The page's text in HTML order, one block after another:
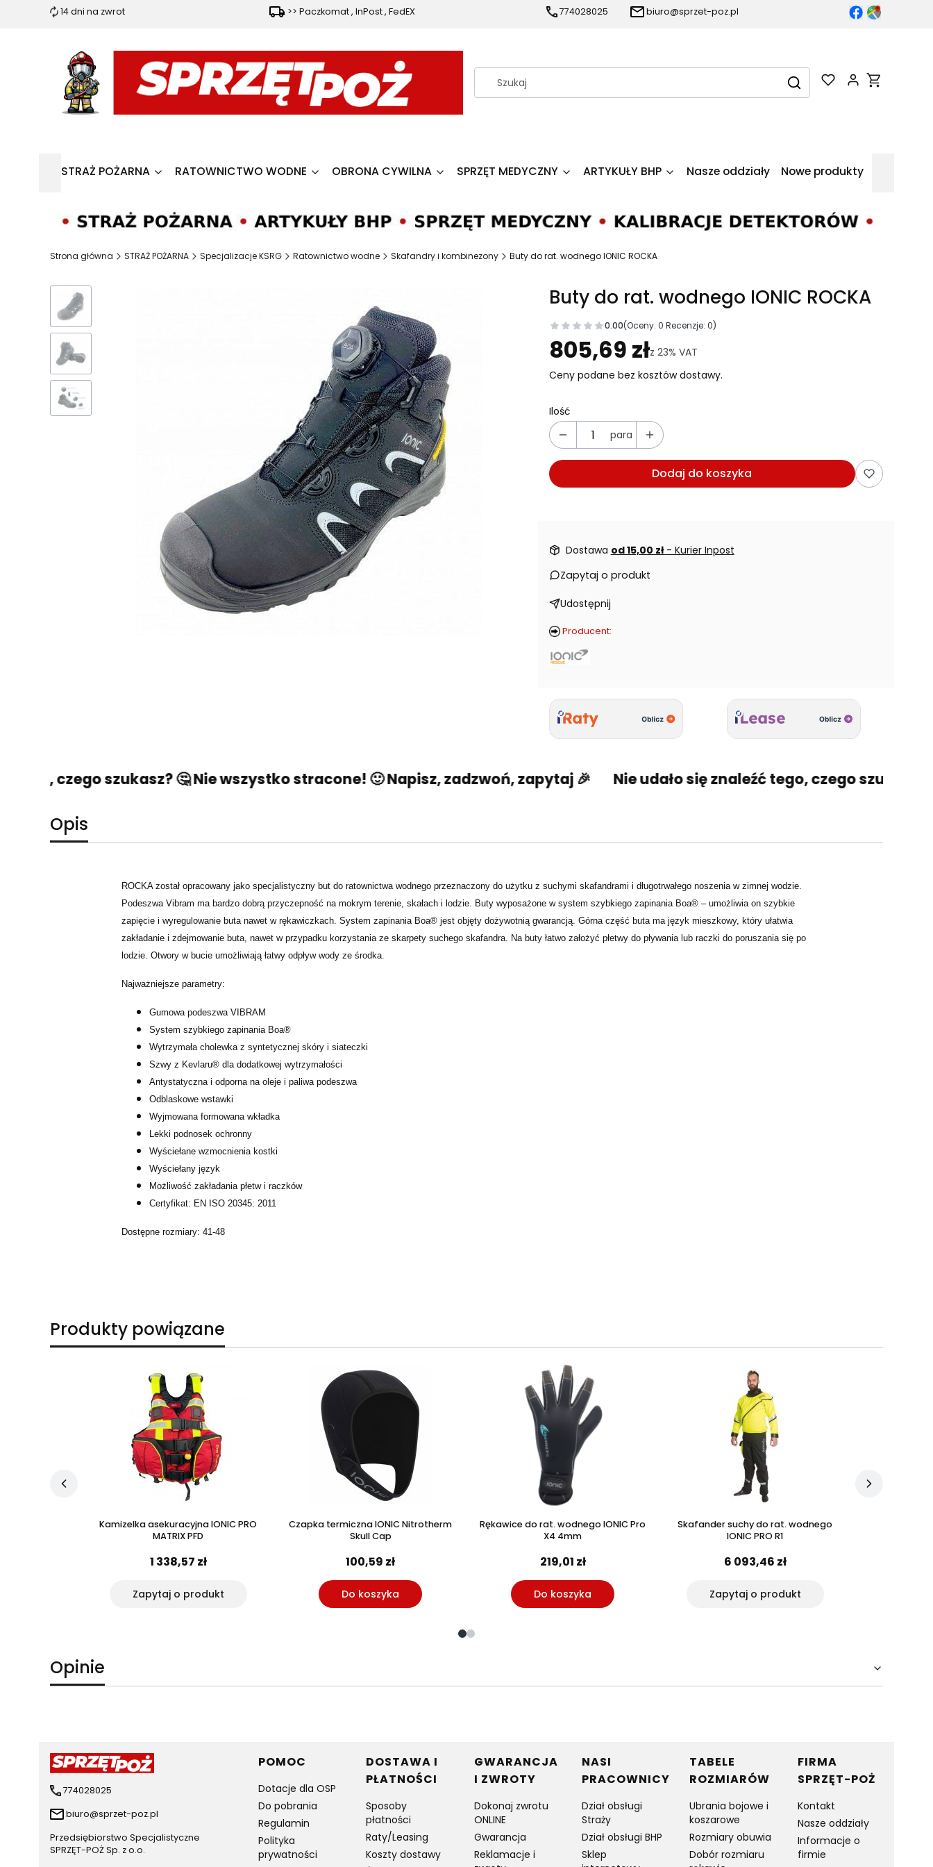
14 dni na zwrot >> Paczkomat , InPost , FedEX 774028025 biuro@sprzet-poz.pl
WyczyśćSzukaj
Produkty w
STRAŻ POŻARNA RATOWNICTWO WODNE OBRONA CYWILNA SPRZĘT MEDYCZNY ARTYKUŁY BHP Nasze oddziały Nowe produkty
Strona główna STRAŻ POŻARNA Specjalizacje KSRG Ratownictwo wodne Skafandry i kombinezony Buty do rat. wodnego IONIC ROCKA
Buty do rat. wodnego IONIC ROCKA
0.00(Oceny: 0 Recenzje: 0)
Przejdź do sekcji Opinie
805,69 złz 23% VAT
Ceny podane bez kosztów dostawy.
Ilość
para
Dodaj do koszyka
Dostawa od 15,00 zł - Kurier Inpost
Zapytaj o produkt
Udostępnij
Producent:
czego szukasz? 🤔 Nie wszystko stracone! 🙂 Napisz, zadzwoń, zapytaj 🎉 Nie udało się znaleźć tego, czego szukasz?
Opis
ROCKA został opracowany jako specjalistyczny but do ratownictwa wodnego przeznaczony do użytku z suchymi skafandrami i długotrwałego noszenia w zimnej wodzie.
Podeszwa Vibram ma bardzo dobrą przyczepność na mokrym terenie, skałach i lodzie. Buty wyposażone w system szybkiego zapinania Boa® – umożliwia on szybkie
zapięcie i wyregulowanie buta nawet w rękawiczkach. System zapinania Boa® jest objęty dożywotnią gwarancją. Górna część buta ma język mieszkowy, który ułatwia
zakładanie i zdejmowanie buta, nawet w przypadku korzystania ze skarpety suchego skafandra. Na buty łatwo założyć płetwy do pływania lub raczki do poruszania się po
lodzie. Otwory w bucie umożliwiają łatwy odpływ wody ze środka.
Najważniejsze parametry:
Gumowa podeszwa VIBRAM
System szybkiego zapinania Boa®
Wytrzymała cholewka z syntetycznej skóry i siateczki
Szwy z Kevlaru® dla dodatkowej wytrzymałości
Antystatyczna i odporna na oleje i paliwa podeszwa
Odblaskowe wstawki
Wyjmowana formowana wkładka
Lekki podnosek ochronny
Wyściełane wzmocnienia kostki
Wyściełany język
Możliwość zakładania płetw i raczków
Certyfikat: EN ISO 20345: 2011
Dostępne rozmiary: 41-48
Produkty powiązane
Kamizelka asekuracyjna IONIC PRO
MATRIX PFD
1 338,57 zł
Zapytaj o produkt
Czapka termiczna IONIC Nitrotherm
Skull Cap
100,59 zł
Do koszyka
Rękawice do rat. wodnego IONIC Pro
X4 4mm
219,01 zł
Do koszyka
Skafander suchy do rat. wodnego
IONIC PRO R1
6 093,46 zł
Zapytaj o produkt
Opinie
774028025
biuro@sprzet-poz.pl
Przedsiębiorstwo Specjalistyczne
SPRZĘT-POŻ Sp. z o.o.
Linki w stopce
POMOC
Dotacje dla OSP
Do pobrania
Regulamin
Polityka
prywatności
DOSTAWA I
PŁATNOŚCI
Sposoby
płatności
Raty/Leasing
Koszty dostawy
GWARANCJA
I ZWROTY
Dokonaj zwrotu
ONLINE
Gwarancja
Reklamacje i
NASI
PRACOWNICY
Dział obsługi
Straży
Dział obsługi BHP
Sklep
TABELE
ROZMIARÓW
Ubrania bojowe i
koszarowe
Rozmiary obuwia
Dobór rozmiaru
FIRMA
SPRZĘT-POŻ
Kontakt
Nasze oddziały
Informacje o
firmie